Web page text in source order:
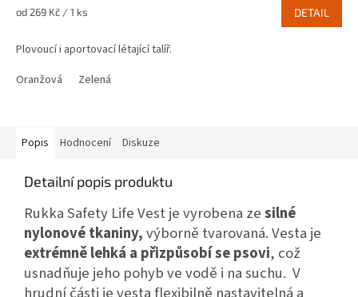
Měrná
od 269 Kč / 1 ks DETAIL
Plovoucí i aportovací létající talíř.
Oranžová
Zelená
Popis Hodnocení Diskuze
Detailní popis produktu
Rukka Safety Life Vest je vyrobena zesilné
nylonové tkaniny,výborně tvarovaná. Vesta je
extrémnělehká a přizpůsobí se psovi, což
usnadňuje jeho pohyb ve vodě i na suchu. V